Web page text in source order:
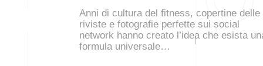
Anni di cultura del fitness, copertine delle
riviste e fotografie perfette sui social
network hanno creato l’idea che esista
formula universale…